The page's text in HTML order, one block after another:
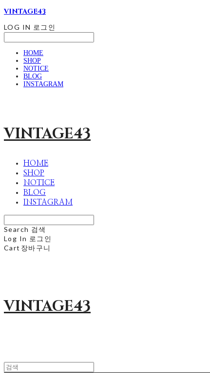
VINTAGE43
LOG IN 로그인
HOME
SHOP
NOTICE
BLOG
INSTAGRAM
VINTAGE43
HOME
SHOP
NOTICE
BLOG
INSTAGRAM
Search 검색
Log In 로그인
Cart 장바구니
VINTAGE43